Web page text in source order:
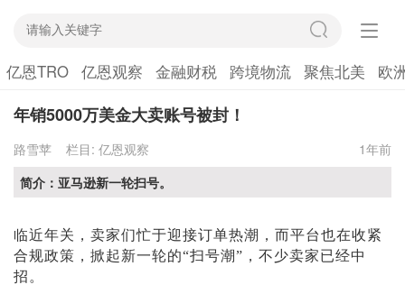
亿恩TRO 亿恩观察 金融财税 跨境物流 聚焦北美 欧
年销5000万美金大卖账号被封！
路雪苹 栏目: 亿恩观察
1年前
简介：亚马逊新一轮扫号。
临近年关，卖家们忙于迎接订单热潮，而平台也在收紧
合规政策，掀起新一轮的“扫号潮”，不少卖家已经中
招。